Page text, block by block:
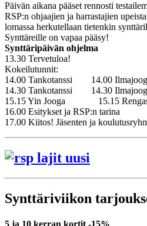
Päivän aikana pääset rennosti
RSP:n ohjaajien ja harrastajien
lomassa herkutellaan tietenkin
Synttäreille on vapaa pääsy!
Synttäripäivän ohjelma
13.30 Tervetuloa!
Kokeilutunnit:
14.00 Tankotanssi 14.00
14.30 Tankotanssi 14.30
15.15 Yin Jooga 15.15
16.00 Esitykset ja RSP:n tarina
17.00 Kiitos! Jäsenten ja
Synttäriviikon